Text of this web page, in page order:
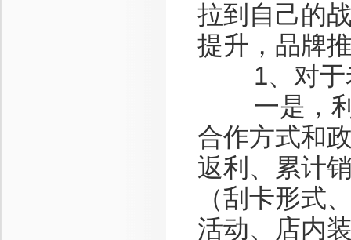
拉到自己的
提升，品牌
1、对于
一是，利
合作方式和
返利、累计
（刮卡形式
活动、店内